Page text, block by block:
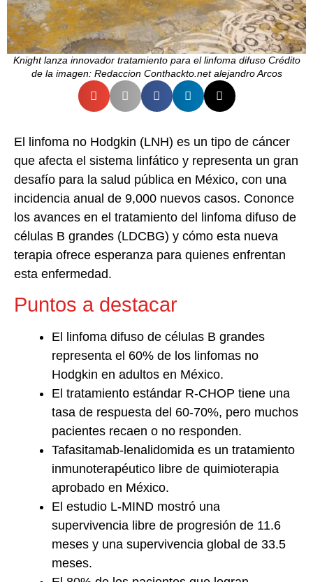
Knight lanza innovador tratamiento para el linfoma difuso Crédito
de la imagen: Redaccion Conthackto.net alejandro Arcos
El linfoma no Hodgkin (LNH) es un tipo de cáncer
que afecta el sistema linfático y representa un gran
desafío para la salud pública en México, con una
incidencia anual de 9,000 nuevos casos. Cononce
los avances en el tratamiento del linfoma difuso de
células B grandes (LDCBG) y cómo esta nueva
terapia ofrece esperanza para quienes enfrentan
esta enfermedad.
Puntos a destacar
El linfoma difuso de células B grandes
representa el 60% de los linfomas no
Hodgkin en adultos en México.
El tratamiento estándar R-CHOP tiene una
tasa de respuesta del 60-70%, pero muchos
pacientes recaen o no responden.
Tafasitamab-lenalidomida es un tratamiento
inmunoterapéutico libre de quimioterapia
aprobado en México.
El estudio L-MIND mostró una
supervivencia libre de progresión de 11.6
meses y una supervivencia global de 33.5
meses.